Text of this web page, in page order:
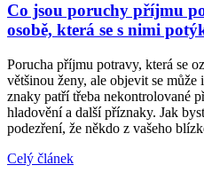
Co jsou poruchy příjmu
osobě, která se s nimi
Porucha příjmu potravy, která se
většinou ženy, ale objevit se
znaky patří třeba nekontrolované
hladovění a další příznaky. Jak
podezření, že někdo z vašeho
Celý článek